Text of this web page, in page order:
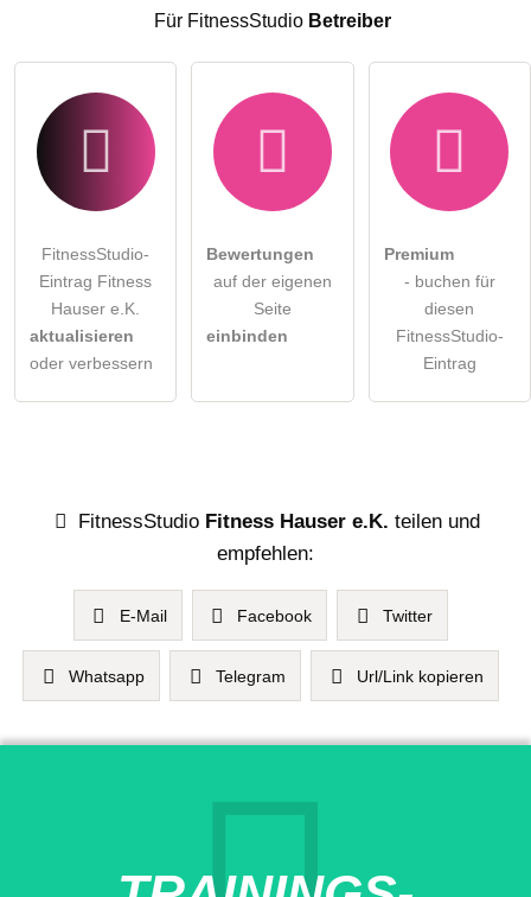
Klicken Sie hier um eineindividuelle Fragean den
Für FitnessStudio Betreiber
FitnessStudio-
Eintrag Fitness
Hauser e.K.
aktualisieren
oder verbessern
Bewertungen
auf der eigenen
Seite
einbinden
Premium
- buchen für
diesen
FitnessStudio-
Eintrag
FitnessStudio Fitness Hauser e.K. teilen und
empfehlen:
E-Mail Facebook Twitter
Whatsapp Telegram Url/Link kopieren